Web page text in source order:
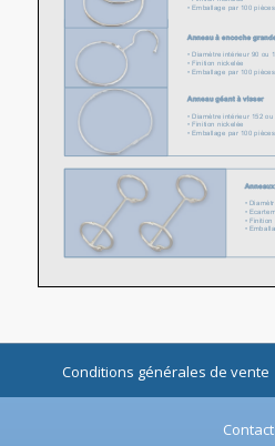
Conditions générales de vente
Contact